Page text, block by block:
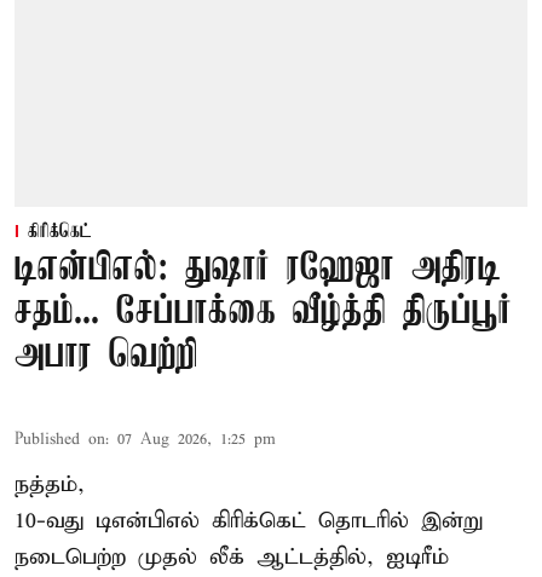
கிரிக்கெட்
டிஎன்பிஎல்: துஷார் ரஹேஜா அதிரடி
சதம்... சேப்பாக்கை வீழ்த்தி திருப்பூர்
அபார வெற்றி
Published on: 07 Aug 2026, 1:25 pm
நத்தம்,
10-வது டிஎன்பிஎல் கிரிக்கெட் தொடரில் இன்று
நடைபெற்ற முதல் லீக் ஆட்டத்தில், ஐடிரீம்